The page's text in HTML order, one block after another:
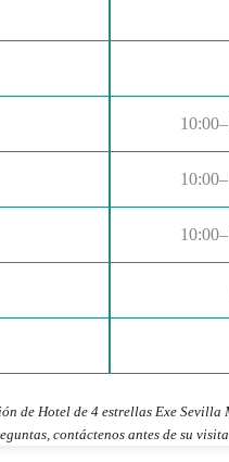
de Hotel de 4 estrellas Exe Sevilla
contáctenos antes de su